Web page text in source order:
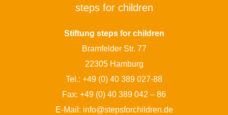
steps for children
Stiftung steps for children
Bramfelder Str. 77
22305 Hamburg
Tel.: +49 (0) 40 389 027-88
Fax: +49 (0) 40 389 042 – 86
E-Mail: info@stepsforchildren.de